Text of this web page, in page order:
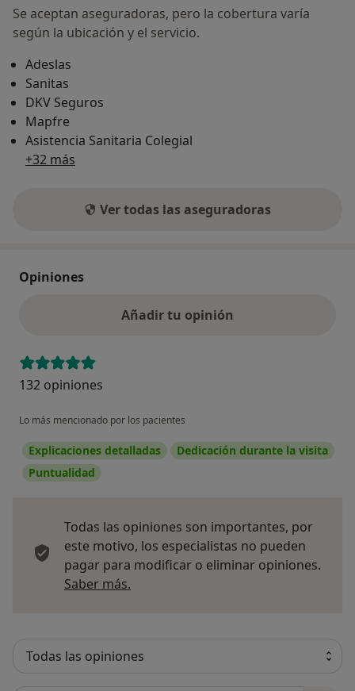
Se aceptan aseguradoras, pero la cobertura varía
según la ubicación y el servicio.
Adeslas
Sanitas
DKV Seguros
Mapfre
Asistencia Sanitaria Colegial
+32 más
Ver todas las aseguradoras
Opiniones
Añadir tu opinión
132 opiniones
Lo más mencionado por los pacientes
Explicaciones detalladas
Dedicación durante la visita
Puntualidad
Todas las opiniones son importantes, por
este motivo, los especialistas no pueden
pagar para modificar o eliminar opiniones.
Saber más.